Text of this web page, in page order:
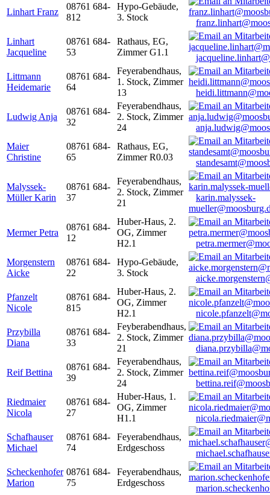
Linhart Franz
08761 684-
812
Hypo-Gebäude,
3. Stock
Linhart
Jacqueline
08761 684-
53
Rathaus, EG,
Zimmer G1.1
Littmann
Heidemarie
08761 684-
64
Feyerabendhaus,
1. Stock, Zimmer
13
Ludwig Anja
08761 684-
32
Feyerabendhaus,
2. Stock, Zimmer
24
Maier
Christine
08761 684-
65
Rathaus, EG,
Zimmer R0.03
Malyssek-
Müller Karin
08761 684-
37
Feyerabendhaus,
2. Stock, Zimmer
21
karin.malyssek-
Mermer Petra
08761 684-
12
Huber-Haus, 2.
OG, Zimmer
H2.1
Morgenstern
Aicke
08761 684-
22
Hypo-Gebäude,
3. Stock
Pfanzelt
Nicole
08761 684-
815
Huber-Haus, 2.
OG, Zimmer
H2.1
Przybilla
Diana
08761 684-
33
Feyberabendhaus,
2. Stock, Zimmer
21
Reif Bettina
08761 684-
39
Feyerabendhaus,
2. Stock, Zimmer
24
Riedmaier
Nicola
08761 684-
27
Huber-Haus, 1.
OG, Zimmer
H1.1
Schafhauser
Michael
08761 684-
74
Feyerabendhaus,
Erdgeschoss
Scheckenhofer
Marion
08761 684-
75
Feyerabendhaus,
Erdgeschoss